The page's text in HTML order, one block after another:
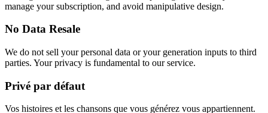
manage your subscription, and avoid manipulative design.
No Data Resale
We do not sell your personal data or your generation inputs to third
parties. Your privacy is fundamental to our service.
Privé par défaut
Vos histoires et les chansons que vous générez vous appartiennent.